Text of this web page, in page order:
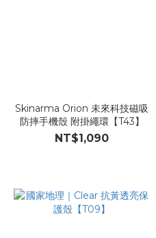
Skinarma Orion 未來科技磁吸
防摔手機殼 附掛繩環【T43】
NT$1,090